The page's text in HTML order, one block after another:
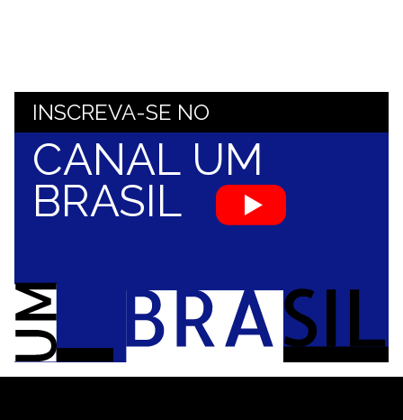
INSCREVA-SE NO
CANAL UM
BRASIL